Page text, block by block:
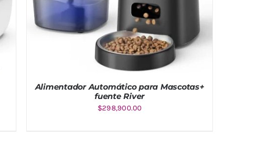
Alimentador Automático para Mascotas+
fuente River
$298,900.00